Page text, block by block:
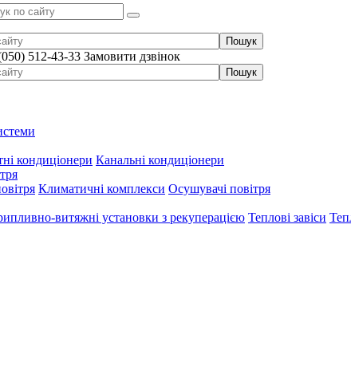
512-43-33 Замовити дзвінок
кондиціонери Канальні кондиціонери
Климатичні комплекси Осушувачі повітря
витяжні установки з рекуперацією Теплові завіси